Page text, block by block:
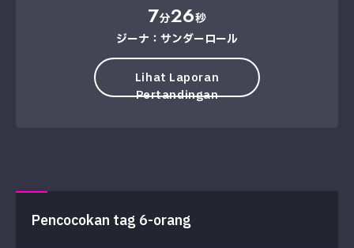
7分26秒
ジーナ：サンダーロール
Lihat Laporan
Pertandingan
Pencocokan tag 6-orang